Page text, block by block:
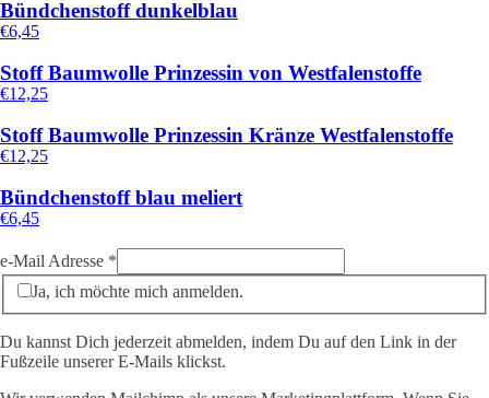
Bündchenstoff dunkelblau
€6,45
Stoff Baumwolle Prinzessin von Westfalenstoffe
€12,25
Stoff Baumwolle Prinzessin Kränze Westfalenstoffe
€12,25
Bündchenstoff blau meliert
€6,45
e-Mail Adresse *
Ja, ich möchte mich anmelden.
Du kannst Dich jederzeit abmelden, indem Du auf den Link in der
Fußzeile unserer E-Mails klickst.